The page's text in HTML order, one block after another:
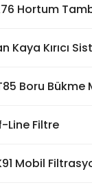
Hortum
Kaya Kırıcı
Boru Bükme
Line Filtre
Mobil